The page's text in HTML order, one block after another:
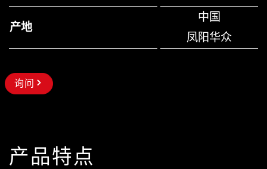
产地
中国
凤阳华众
询问
产品特点